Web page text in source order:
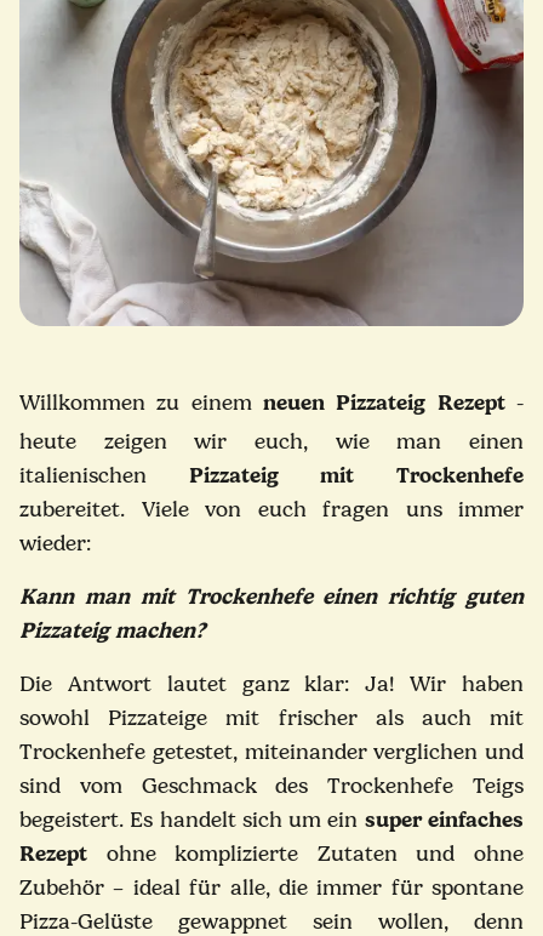
Willkommen zu einem neuen Pizzateig Rezept-
heute zeigen wir euch, wie man einen
italienischen Pizzateig mit Trockenhefe
zubereitet. Viele von euch fragen uns immer
wieder:
Kann man mit Trockenhefe einen richtig guten
Pizzateig machen?
Die Antwort lautet ganz klar: Ja! Wir haben
sowohl Pizzateige mit frischer als auch mit
Trockenhefe getestet, miteinander verglichen und
sind vom Geschmack des Trockenhefe Teigs
begeistert. Es handelt sich um ein super einfaches
Rezept ohne komplizierte Zutaten und ohne
Zubehör – ideal für alle, die immer für spontane
Pizza-Gelüste gewappnet sein wollen, denn